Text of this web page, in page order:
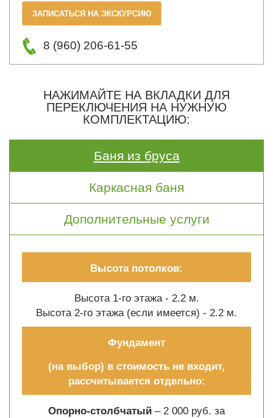
ЗАПИСАТЬСЯ НА ЭКСКУРСИЮ
8 (960) 206-61-55
НАЖИМАЙТЕ НА ВКЛАДКИ ДЛЯ
ПЕРЕКЛЮЧЕНИЯ НА НУЖНУЮ
КОМПЛЕКТАЦИЮ:
Баня из бруса
Каркасная баня
Дополнительные услуги
Высота потолков:
Высота 1-го этажа - 2.2 м.
Высота 2-го этажа (если имеется) - 2.2 м.
Фундамент
(на выбор) в стоимость не входит,
рассчитывается отдельно:
Опорно-столбчатый – 2 000 руб. за